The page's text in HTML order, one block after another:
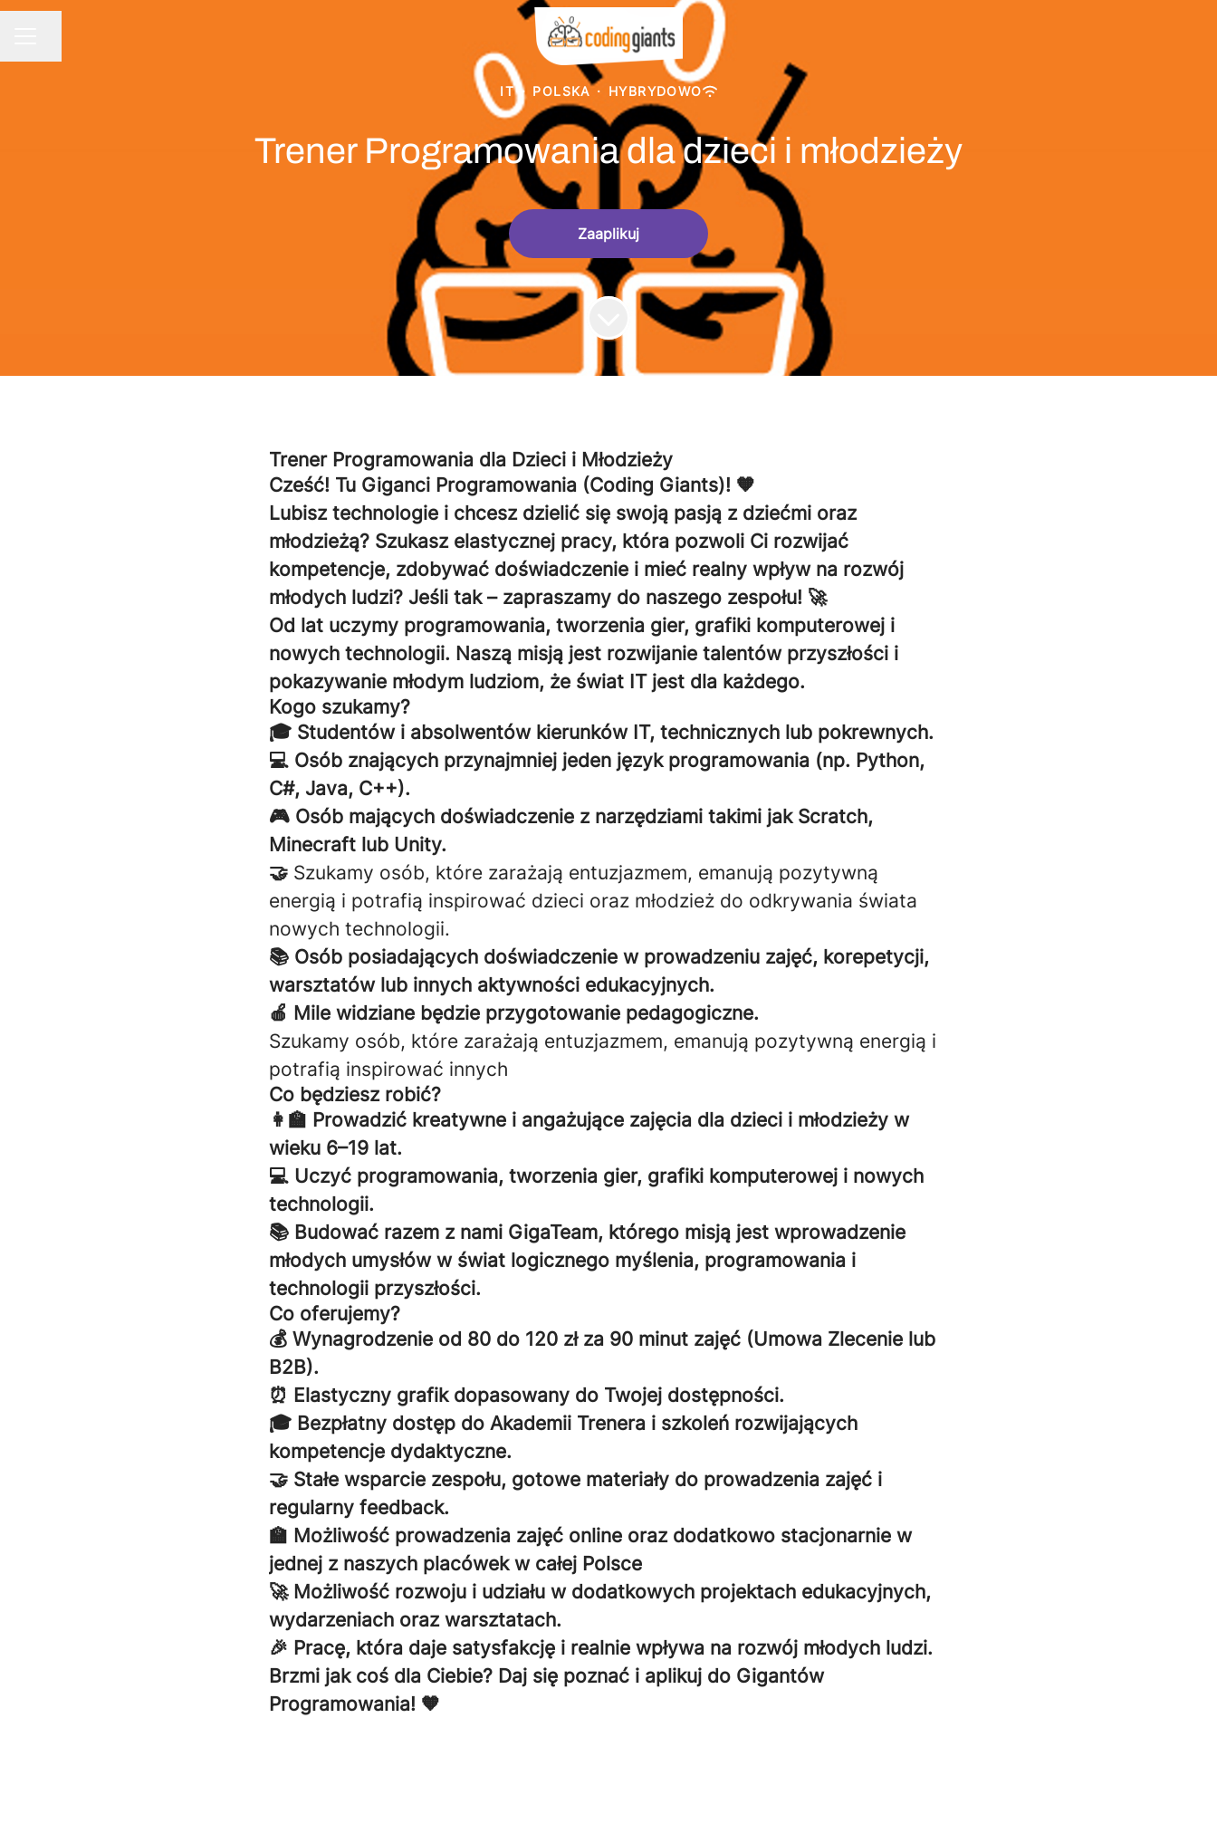
IT · POLSKA · HYBRYDOWO
Trener Programowania dla dzieci i młodzieży
Zaaplikuj
Trener Programowania dla Dzieci i Młodzieży
Cześć! Tu Giganci Programowania (Coding Giants)! 🧡
Lubisz technologie i chcesz dzielić się swoją pasją z dziećmi oraz
młodzieżą? Szukasz elastycznej pracy, która pozwoli Ci rozwijać
kompetencje, zdobywać doświadczenie i mieć realny wpływ na rozwój
młodych ludzi? Jeśli tak – zapraszamy do naszego zespołu! 🚀
Od lat uczymy programowania, tworzenia gier, grafiki komputerowej i
nowych technologii. Naszą misją jest rozwijanie talentów przyszłości i
pokazywanie młodym ludziom, że świat IT jest dla każdego.
Kogo szukamy?
🎓 Studentów i absolwentów kierunków IT, technicznych lub pokrewnych.
💻 Osób znających przynajmniej jeden język programowania (np. Python,
C#, Java, C++).
🎮 Osób mających doświadczenie z narzędziami takimi jak Scratch,
Minecraft lub Unity.
🤝 Szukamy osób, które zarażają entuzjazmem, emanują pozytywną
energią i potrafią inspirować dzieci oraz młodzież do odkrywania świata
nowych technologii.
📚 Osób posiadających doświadczenie w prowadzeniu zajęć, korepetycji,
warsztatów lub innych aktywności edukacyjnych.
🍎 Mile widziane będzie przygotowanie pedagogiczne.
Szukamy osób, które zarażają entuzjazmem, emanują pozytywną energią i
potrafią inspirować innych
Co będziesz robić?
👩‍🏫 Prowadzić kreatywne i angażujące zajęcia dla dzieci i młodzieży w
wieku 6–19 lat.
💻 Uczyć programowania, tworzenia gier, grafiki komputerowej i nowych
technologii.
📚 Budować razem z nami GigaTeam, którego misją jest wprowadzenie
młodych umysłów w świat logicznego myślenia, programowania i
technologii przyszłości.
Co oferujemy?
💰 Wynagrodzenie od 80 do 120 zł za 90 minut zajęć (Umowa Zlecenie lub
B2B).
⏰ Elastyczny grafik dopasowany do Twojej dostępności.
🎓 Bezpłatny dostęp do Akademii Trenera i szkoleń rozwijających
kompetencje dydaktyczne.
🤝 Stałe wsparcie zespołu, gotowe materiały do prowadzenia zajęć i
regularny feedback.
🏫 Możliwość prowadzenia zajęć online oraz dodatkowo stacjonarnie w
jednej z naszych placówek w całej Polsce
🚀 Możliwość rozwoju i udziału w dodatkowych projektach edukacyjnych,
wydarzeniach oraz warsztatach.
🎉 Pracę, która daje satysfakcję i realnie wpływa na rozwój młodych ludzi.
Brzmi jak coś dla Ciebie? Daj się poznać i aplikuj do Gigantów
Programowania! 🧡